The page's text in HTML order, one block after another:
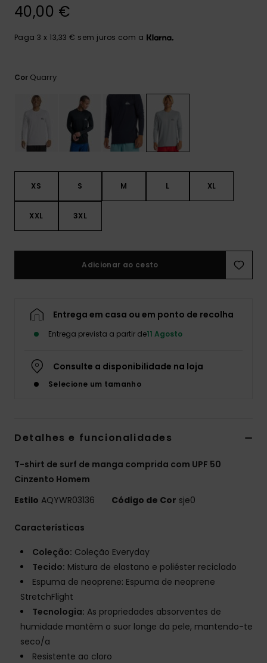
contacto.
40,00 €
Paga 3 x 13,33 € sem juros com a
Cor Quarry
XS S M L XL
XXL 3XL
Adicionar ao cesto
Entrega em casa ou em ponto de recolha
Entrega prevista a partir de11 Agosto
Consulte a disponibilidade na loja
Selecione um tamanho
Detalhes e funcionalidades
T-shirt de surf de manga comprida com UPF 50
Cinzento Homem
Estilo AQYWR03136 Código de Cor sje0
Características
Coleção: Coleção Everyday
Tecido: Mistura de elastano e poliéster reciclado
Espuma de neoprene: Espuma de neoprene
StretchFlight
Tecnologia: As propriedades absorventes de
humidade mantêm o suor longe da pele, mantendo-te
seco/a
Resistente ao cloro